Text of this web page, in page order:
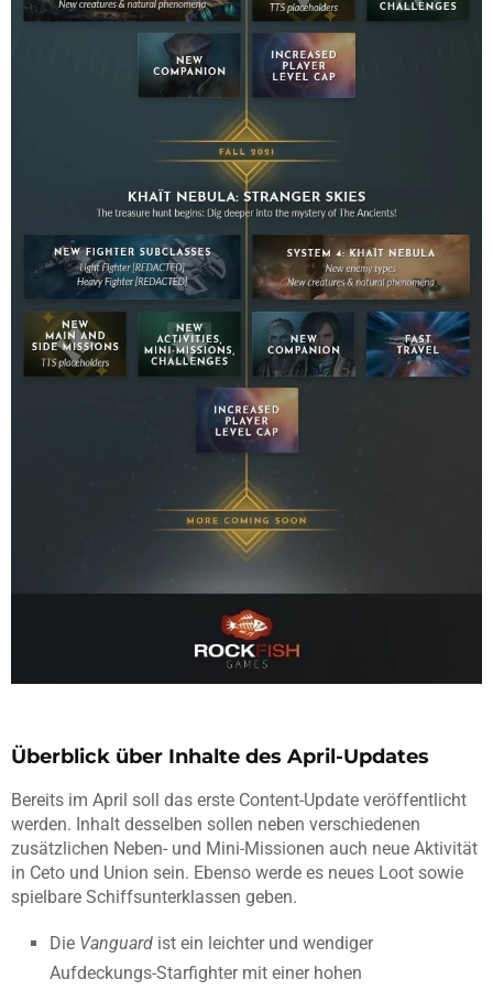
Überblick über Inhalte des April-Updates
Bereits im April soll das erste Content-Update veröffentlicht
werden. Inhalt desselben sollen neben verschiedenen
zusätzlichen Neben- und Mini-Missionen auch neue Aktivität
in Ceto und Union sein. Ebenso werde es neues Loot sowie
spielbare Schiffsunterklassen geben.
Die Vanguard ist ein leichter und wendiger
Aufdeckungs-Starfighter mit einer hohen